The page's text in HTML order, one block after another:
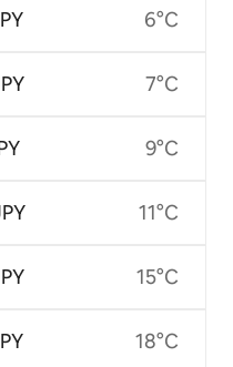
6°C
7°C
9°C
11°C
15°C
18°C